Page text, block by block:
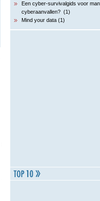
Een cyber-survivalgids voor
cyberaanvallen? (1)
Mind your data (1)